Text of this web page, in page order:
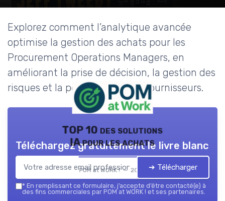
Explorez comment l’analytique avancée
optimise la gestion des achats pour les
Procurement Operations Managers, en
améliorant la prise de décision, la gestion des
risques et la performance des fournisseurs.
TOP 10 des solutions
IA pour les achats
POM at WORK ! — 2026
Téléchargez gratuitement le livre blanc
➔ Télécharger
* En remplissant ce formulaire, j’accepte d’être contacté(e) à
des fins commerciales par POM at WORK ! et ses partenaires.